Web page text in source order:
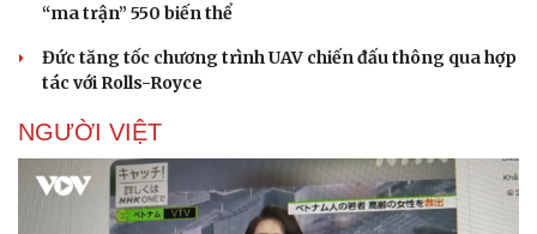
“ma trận” 550 biến thể
Đức tăng tốc chương trình UAV chiến đấu thông qua hợp
tác với Rolls-Royce
NGƯỜI VIỆT